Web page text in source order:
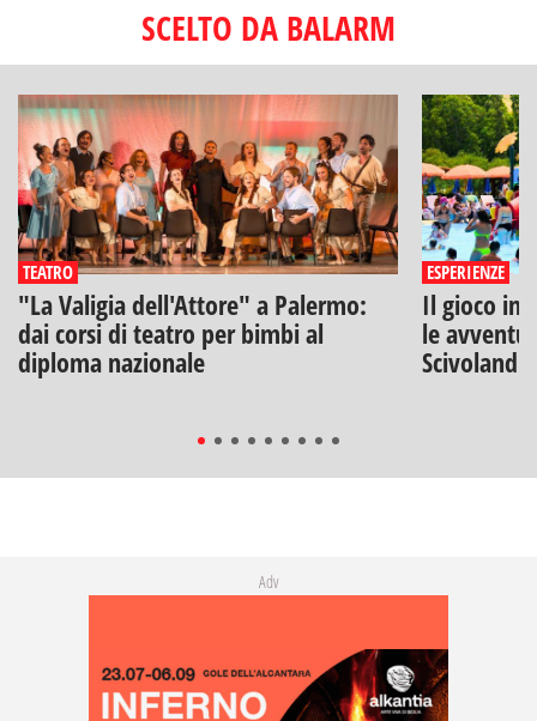
SCELTO DA BALARM
TEATRO
"La Valigia dell'Attore" a Palermo:
dai corsi di teatro per bimbi al
diploma nazionale
ESPERIENZE
Il gioco
le
Scivolandia
Adv